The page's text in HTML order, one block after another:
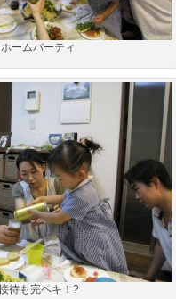
ホームパーティ
待も完ペキ！?